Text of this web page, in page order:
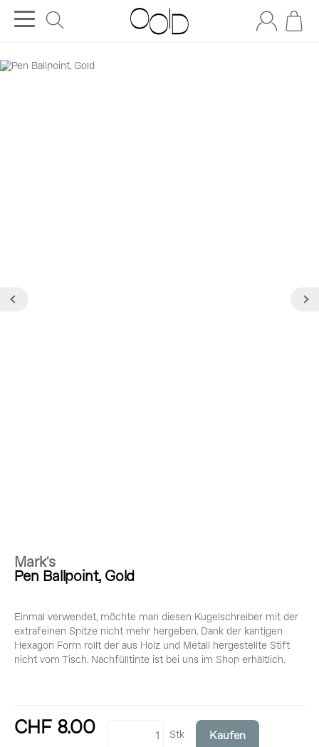
Mark's
Pen Ballpoint, Gold
Einmal verwendet, möchte man diesen Kugelschreiber mit der
extrafeinen Spitze nicht mehr hergeben. Dank der kantigen
Hexagon Form rollt der aus Holz und Metall hergestellte Stift
nicht vom Tisch. Nachfülltinte ist bei uns im Shop erhältlich.
CHF 8.00 Stk Kaufen